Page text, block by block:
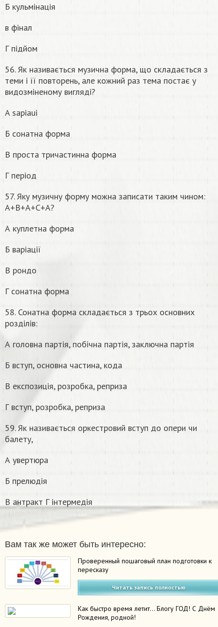
Б кульмінація
в фінал
Г підйом
56. Як називається музична форма, що складається з
теми і її повторень, але кожний раз тема постає у
видозміненому вигляді?
A sapiaui
Б сонатна форма
В проста тричастинна форма
Г період
57. Яку музичну форму можна записати таким чином:
А+В+А+С+А?
А куплетна форма
Б варіації
В рондо
Г сонатна форма
58. Сонатна форма складається з трьох основних
розділів:
А головна партія, побічна партія, заключна партія
Б вступ, основна частина, кода
В експозиція, розробка, реприза
Г вступ, розробка, реприза
59. Як називається оркестровий вступ до опери чи
балету,
А увертюра
Б прелюдія
В антракт Г інтермедія
Вам так же может быть интересно:
Проверенный пошаговый план подготовки к
пересказу
Читать запись полностью
Как быстро время летит… Блогу ГОД! С Днём
Рождения, родной!